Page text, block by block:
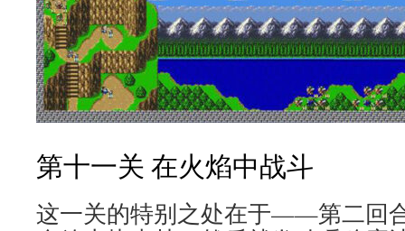
第十一关 在火焰中战斗
这一关的特别之处在于——第二回